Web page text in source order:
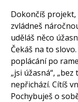
Dokončíš projekt,
zvládneš
uděláš něco
Čekáš na to
poplácání po
„jsi úžasná“,
nepřichází. Cítíš
Pochybuješ o